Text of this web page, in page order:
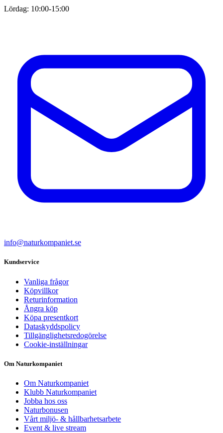
Lördag: 10:00-15:00
info@naturkompaniet.se
Kundservice
Vanliga frågor
Köpvillkor
Returinformation
Ångra köp
Köpa presentkort
Dataskyddspolicy
Tillgänglighetsredogörelse
Cookie-inställningar
Om Naturkompaniet
Om Naturkompaniet
Klubb Naturkompaniet
Jobba hos oss
Naturbonusen
Vårt miljö- & hållbarhetsarbete
Event & live stream